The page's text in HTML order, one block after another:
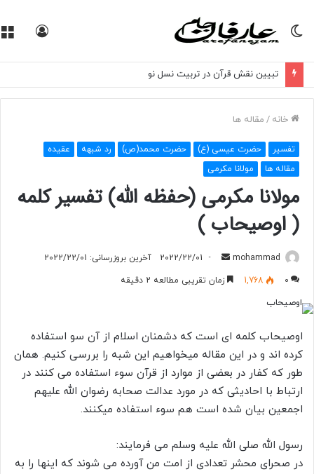
تغییر
حضور مولانا درشته در اختتامیه مکاتب موسی‌آباد
خانه / مقاله ها
تفسیر حضرت عیسی (ع) حضرت محمد(ص) رد شبهه
عقیده
مقاله ها
مولانا مکرمی
مولانا مکرمی (حفظه الله) تفسیر کلمه
( اوصیحاب )
mohammad
ه
ا
ی
ل
2022/22/01
آخرین بروزرسانی: 2022/22/01
0
1,768 زمان تقریبی مطالعه 2 دقیقه
اوصیحاب کلمه ای است که دشمنان اسلام از آن سو استفاده
کرده اند و در این مقاله میخواهیم این شبه را بررسی کنیم. همان
طور که کفار در بعضی از موارد از قرآن سوء استفاده می کنند در
ارتباط با احادیثی که در مورد عدالت صحابه رضوان الله علیهم
اجمعین بیان شده است هم سوء استفاده میکنند.
رسول الله صلی الله علیه وسلم می فرمایند:
در صحرای محشر تعدادی از امت من آورده می شوند که اینها را به